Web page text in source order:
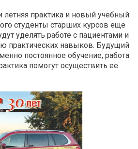
летняя практика и новый учебный
студенты старших курсов еще
уделять работе с пациентами и
практических навыков. Будущий
постоянное обучение, работа
помогут осуществить ее